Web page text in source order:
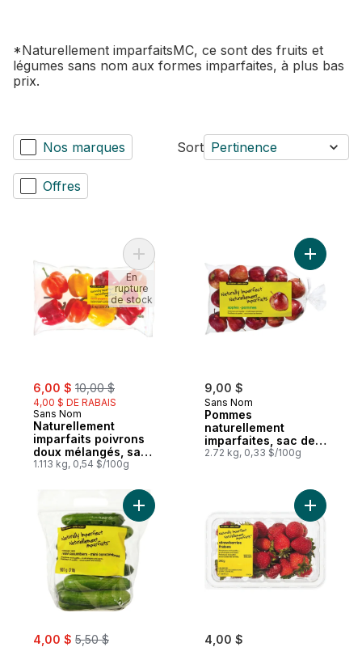
*Naturellement imparfaitsMC, ce sont des fruits et
légumes sans nom aux formes imparfaites, à plus bas
prix.
Nos marques
Offres
Sort Pertinence
sale:
6,00 $ , formerly:
10,00 $
4,00 $ DE RABAIS
Sans Nom
Naturellement
imparfaits poivrons
doux mélangés, sac
de 2,5 lbs
1.113 kg, 0,54 $/100g
Ajouter Naturellement imparfaits
En
rupture
de stock
9,00 $
Sans Nom
Pommes
naturellement
imparfaites, sac de 6
lb
2.72 kg, 0,33 $/100g
Ajouter
sale:
4,00 $ , formerly:
5,50 $
Ajouter Mini concombres naturellement
4,00 $
Ajouter